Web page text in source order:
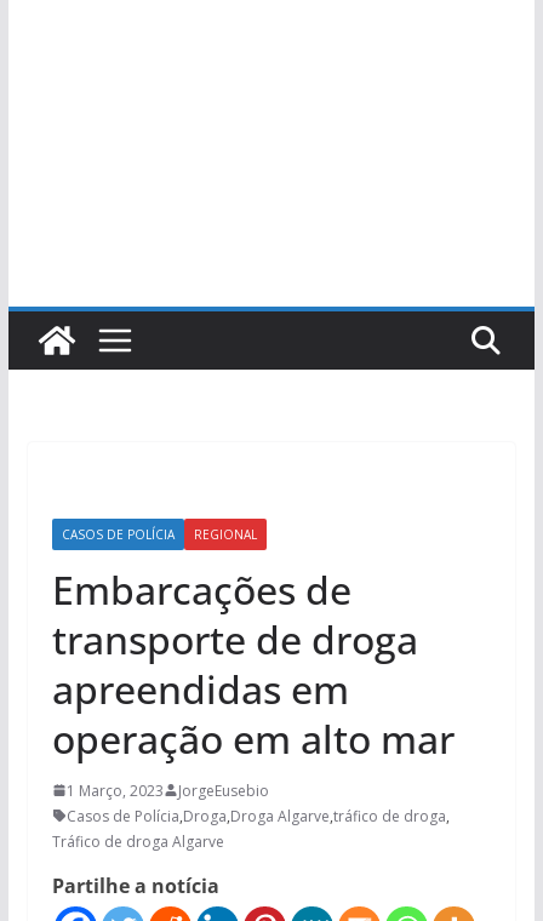
CASOS DE POLÍCIA REGIONAL
Embarcações de
transporte de droga
apreendidas em
operação em alto mar
1 Março, 2023
JorgeEusebio
Casos de Polícia,Droga,Droga Algarve,tráfico de droga,
Tráfico de droga Algarve
Partilhe a notícia